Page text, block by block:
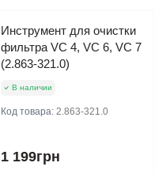
Инструмент для очистки
фильтра VC 4, VC 6, VC 7
(2.863-321.0)
В наличии
Код товара: 2.863-321.0
1 199грн